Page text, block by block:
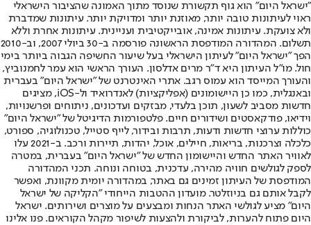
"ישראל היום" הוא גוף תקשורת שנוסד מתוך האמונה שהציבור הישראלי
ראוי לעיתונות טובה יותר, מאוזנת יותר ומדויקת יותר. עיתונות שמדברת
ולא צועקת. עיתונות אמינה, אובייקטיבית ועניינית. עיתונות אחרת וללא
תשלום. המהדורה המודפסת הראשונה פורסמה ב-30 ביולי 2007, וב-2010
הפך "ישראל היום" לעיתון הישראלי בעל שיעור החשיפה הגבוה ביותר בימי
חול. מו"ל העיתון היא ד"ר מרים אדלסון. העורך הראשי הוא עמר לחמנוביץ,
והעורך המייסד הוא עמוס רגב. אתרי האינטרנט של "ישראל היום" בעברית
ובאנגלית, כמו כן היישומונים (אפליקציות) לאנדרואיד ול-iOS, מציגים
חדשות מסביב לשעון, תוכן בלעדי, מבזקים ועדכונים, ניתוחים ופרשנויות,
וידיאו, פודקאסטים ושידורים חיים. פלטפורמות הדיגיטל של "ישראל היום"
כוללות ערוצי חדשות ודעות, תרבות ובידור, לייף סטייל, טכנולוגיה, ספורט,
כלכלה וצרכנות, בריאות, חיילים, אוכל, יהדות, תיירות ורכב. ב-2021 עלו
לאוויר האתר החדש והיישומון החדש של "ישראל היום" בעברית, במטרה
לספק לגולשים חוויה מהירה, עדכנית, בטוחה ונוחה. תכני המהדורה
המודפסת של העיתון זמינים גם באתר, במהדורה יומית מקוונת, ואפשר
לקבל אותם גם בניוזלטר. מועדון ההטבות הייחודי "הקליקה של ישראל
היום" מציע לגולשי האתר הנחות ומבצעים על מוצרים ושירותים. ישראל
היום פתוח להערות, לביקורת ולהצעות לשיפור מקהל הקוראים. פנו אלינו